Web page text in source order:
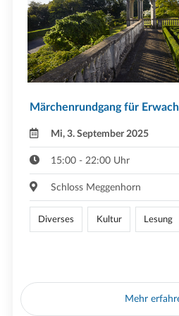
Märchenrundgang für
Mi, 3. September 2025
15:00 - 22:00 Uhr
Schloss Meggenhorn
Diverses Kultur Lesung
Mehr